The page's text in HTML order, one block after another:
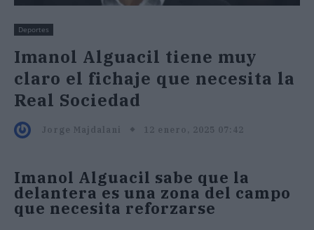
Deportes
Imanol Alguacil tiene muy
claro el fichaje que necesita la
Real Sociedad
Jorge Majdalani 12 enero, 2025 07:42
Imanol Alguacil sabe que la
delantera es una zona del campo
que necesita reforzarse